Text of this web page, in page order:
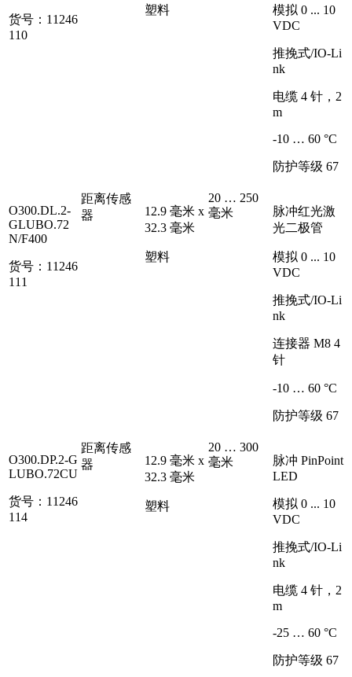
货号：11246
110
塑料
模拟 0 ... 10
VDC
推挽式/IO-Li
nk
电缆 4 针，2
m
-10 … 60 °C
防护等级 67
O300.DL.2-
GLUBO.72
N/F400
货号：11246
111
距离传感
器
12.9 毫米 x
32.3 毫米
塑料
20 … 250
毫米
脉冲红光激
光二极管
模拟 0 ... 10
VDC
推挽式/IO-Li
nk
连接器 M8 4
针
-10 … 60 °C
防护等级 67
O300.DP.2-G
LUBO.72CU
货号：11246
114
距离传感
器
12.9 毫米 x
32.3 毫米
塑料
20 … 300
毫米
脉冲 PinPoint
LED
模拟 0 ... 10
VDC
推挽式/IO-Li
nk
电缆 4 针，2
m
-25 … 60 °C
防护等级 67